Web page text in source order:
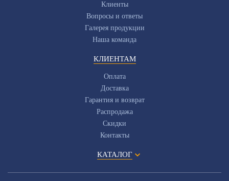
Клиенты
Вопросы и ответы
Галерея продукции
Наша команда
КЛИЕНТАМ
Оплата
Доставка
Гарантия и возврат
Распродажа
Скидки
Контакты
КАТАЛОГ